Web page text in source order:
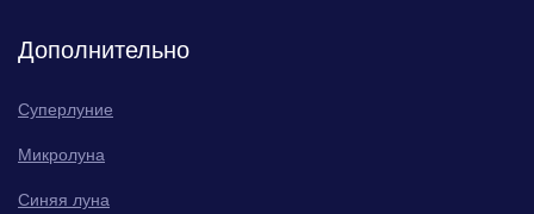
Дополнительно
Суперлуние
Микролуна
Синяя луна